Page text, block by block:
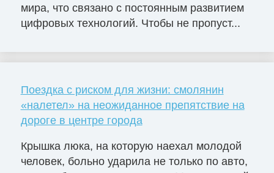
мира, что связано с постоянным развитием
цифровых технологий. Чтобы не пропуст...
Поездка с риском для жизни: смолянин
«налетел» на неожиданное препятствие на
дороге в центре города
Крышка люка, на которую наехал молодой
человек, больно ударила не только по авто,